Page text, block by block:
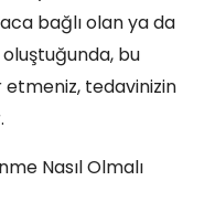
bağlı olan ya da
bu
tedavinizin
Nasıl Olmalı